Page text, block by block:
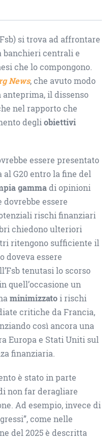
si trova ad affrontare
banchieri centrali e
che lo compongono.
News, che avuto modo
il dissenso
nel rapporto che
degliobiettivi
essere presentato
G20 entro la fine del
gammadi opinioni
dovrebbe essere
rischi finanziari
chiedono ulteriori
ritengono sufficiente il
doveva essere
tenutasi lo scorso
quell’occasione un
minimizzatoi rischi
critiche da Francia,
così ancora una
Europa e Stati Uniti sul
finanziaria.
è stato in parte
non far deragliare
Ad esempio, invece di
come nelle
del 2025 è descritta